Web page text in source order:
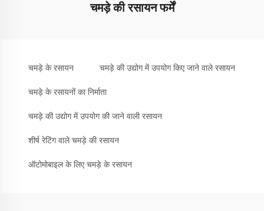
चमड़े की रसायन फर्में
चमड़े के रसायन चमड़े की उद्योग में उपयोग किए जाने वाले रसायन
चमड़े के रसायनों का निर्माता
चमड़े की उद्योग में उपयोग की जाने वाली रसायन
शीर्ष रेटिंग वाले चमड़े की रसायन
ऑटोमोबाइल के लिए चमड़े के रसायन